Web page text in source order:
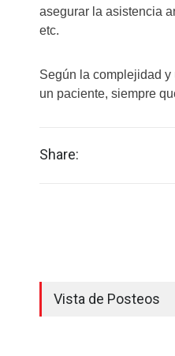
asegurar la asistencia
etc.
Según la complejidad
un paciente, siempre
Share:
Vista de Posteos